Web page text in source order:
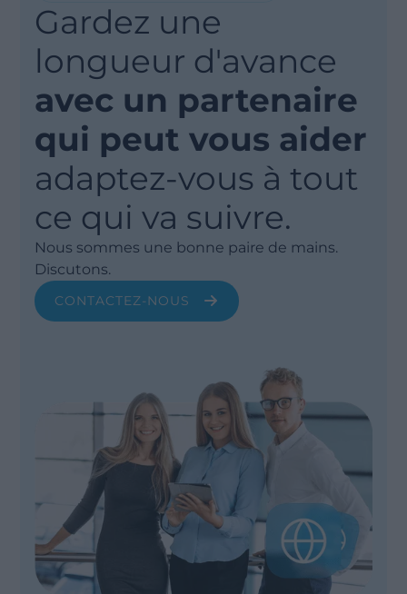
Gardez une
longueur d'avance
avec un partenaire
qui peut vous aider
adaptez-vous à tout
ce qui va suivre.
Nous sommes une bonne paire de mains.
Discutons.
CONTACTEZ-NOUS